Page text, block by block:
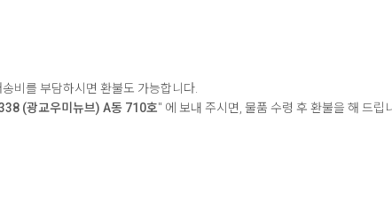
비를 부담하시면 환불도 가능합니다.
(광교우미뉴브) A동 710호" 에 보내 주시면, 물품 수령 후 환불을 해 드립